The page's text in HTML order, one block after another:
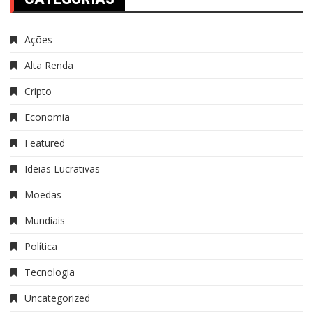
Ações
Alta Renda
Cripto
Economia
Featured
Ideias Lucrativas
Moedas
Mundiais
Política
Tecnologia
Uncategorized